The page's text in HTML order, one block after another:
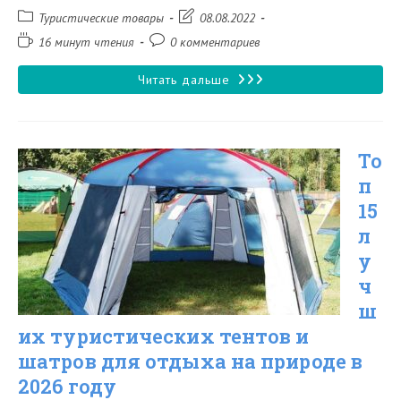
Рубрика
записи:
Туристические товары
Запись08.08.2022
Время16 минут чтения
Комментарии
записи:
0 комментариев
Читать дальше Топ
двухместных
туристических
палаток
в
2026
году
То
п
15
л
у
ч
ш
их туристических тентов и
шатров для отдыха на природе в
2026 году